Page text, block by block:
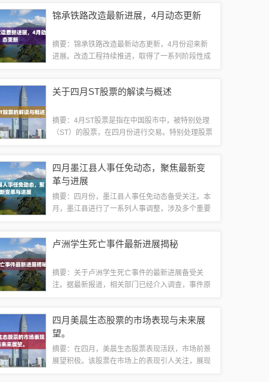
锦承铁路改造最新进展，4月动态更新
摘要：锦承铁路改造最新动态更新，4月份迎来新
进展。改造工程持续推进，取得了一系列阶段性成
程旨在提高线路运输能力，适应区域经济发展...
关于四月ST股票的解读与概述
摘要：4月ST股票是指在中国股市中，被特别处理
（ST）的股票，在四月份进行交易。特别处理股票
体股票情况，需结合公司财报、市场走势...
四月墨江县人事任免动态，聚焦最新变
革与进展
摘要：四月份，墨江县人事任免动态备受关注。本
月，墨江县进行了一系列人事调整，涉及多个重要
进展。聚焦四月的变革与进展，墨江县的人事...
卢洲学生死亡事件最新进展揭秘
摘要：关于卢洲学生死亡事件的最新进展备受关
注。据最新报道，相关部门已经介入调查，事件原
事，关注学生们的生命安全和权益保障。该事件...
四月美晨生态股票的市场表现与未来展
望。
摘要：在四月，美晨生态股票表现活跃，市场前景
展望积极。该股票在市场上的表现引人关注，展现